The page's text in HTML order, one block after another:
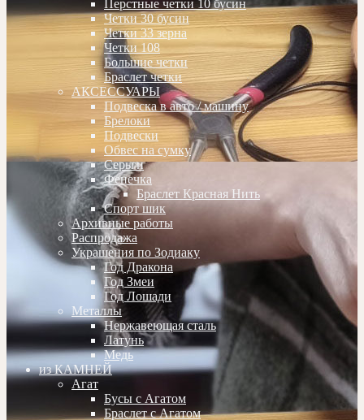
Перстные четки 10 бусин
Четки 30 бусин
Четки 33 зерна
Четки 108
Большие четки
Браслет четки
АКСЕССУАРЫ
Подвеска в авто / машину
Брелоки
Подвески
Обвес на сумку
Серьги
Фенечка
Браслет Красная Нить
Спорт шик
Архивные работы
Распродажа
Украшения по Зодиаку
Год Дракона
Год Змеи
Год Лошади
Металлы
Нержавеющая сталь
Латунь
Медь
из КАМНЕЙ
Агат
Бусы с Агатом
Браслет с Агатом